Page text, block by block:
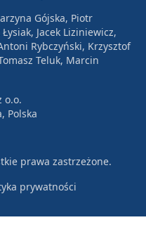
Gójska, Piotr
Jacek Liziniewicz,
Rybczyński, Krzysztof
Teluk, Marcin
o.o.
Polska
prawa zastrzeżone.
prywatności